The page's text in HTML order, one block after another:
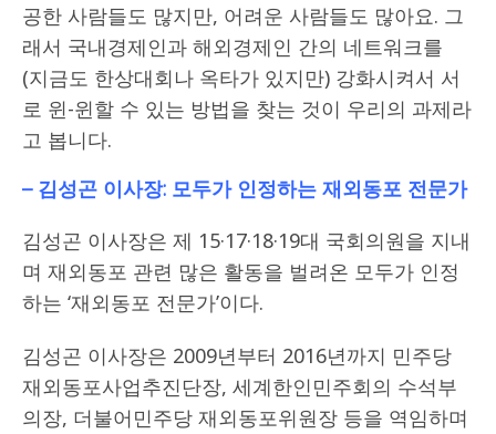
공한 사람들도 많지만, 어려운 사람들도 많아요. 그
래서 국내경제인과 해외경제인 간의 네트워크를
(지금도 한상대회나 옥타가 있지만) 강화시켜서 서
로 윈-윈할 수 있는 방법을 찾는 것이 우리의 과제라
고 봅니다.
– 김성곤 이사장: 모두가 인정하는 재외동포 전문가
김성곤 이사장은 제 15·17·18·19대 국회의원을 지내
며 재외동포 관련 많은 활동을 벌려온 모두가 인정
하는 ‘재외동포 전문가’이다.
김성곤 이사장은 2009년부터 2016년까지 민주당
재외동포사업추진단장, 세계한인민주회의 수석부
의장, 더불어민주당 재외동포위원장 등을 역임하며